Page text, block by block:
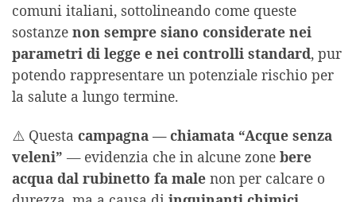
comuni italiani, sottolineando come queste
sostanze non sempre siano considerate nei
parametri di legge e nei controlli standard, pur
potendo rappresentare un potenziale rischio per
la salute a lungo termine.
⚠️ Questa campagna — chiamata “Acque senza
veleni” — evidenzia che in alcune zone bere
acqua dal rubinetto fa male non per calcare o